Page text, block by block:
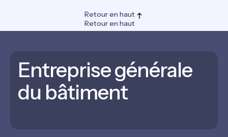
Retour en haut
Retour en haut
Entreprise générale
du bâtiment